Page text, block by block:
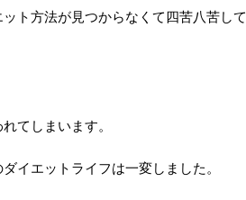
ト方法が見つからなくて四苦八苦して
てしまいます。
イエットライフは一変しました。